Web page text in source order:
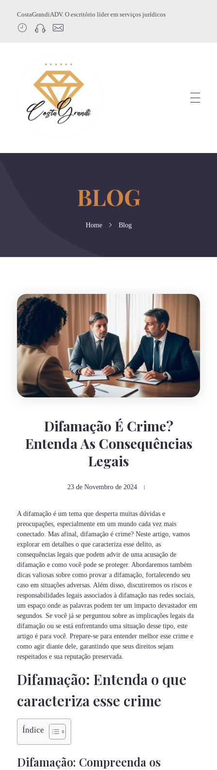
CostaGrandiADV. O escritório líder em serviços jurídicos
Home Blog
Difamação É Crime?
Entenda As Consequências
Legais
23 de Novembro de 2024
A difamação é um tema que desperta muitas dúvidas e
preocupações, especialmente em um mundo cada vez mais
conectado. Mas afinal, difamação é crime? Neste artigo, vamos
explorar em detalhes o que caracteriza esse delito, as
consequências legais que podem advir de uma acusação de
difamação e como você pode se proteger. Abordaremos também
dicas valiosas sobre como provar a difamação, fortalecendo seu
caso em situações adversas. Além disso, discutiremos os riscos e
responsabilidades legais associados à difamação nas redes sociais,
um espaço onde as palavras podem ter um impacto devastador em
segundos. Se você já se perguntou sobre as implicações legais da
difamação ou se está enfrentando uma situação desse tipo, este
artigo é para você. Prepare-se para entender melhor esse crime e
como agir diante dele, garantindo que seus direitos sejam
respeitados e sua reputação preservada.
Difamação: Entenda o que
caracteriza esse crime
Índice
Difamação: Compreenda os